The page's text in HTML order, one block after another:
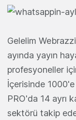
Gelelim
ayında yayın
profesyoneller
İçerisinde
PRO'da 14 ayrı
sektörü takip